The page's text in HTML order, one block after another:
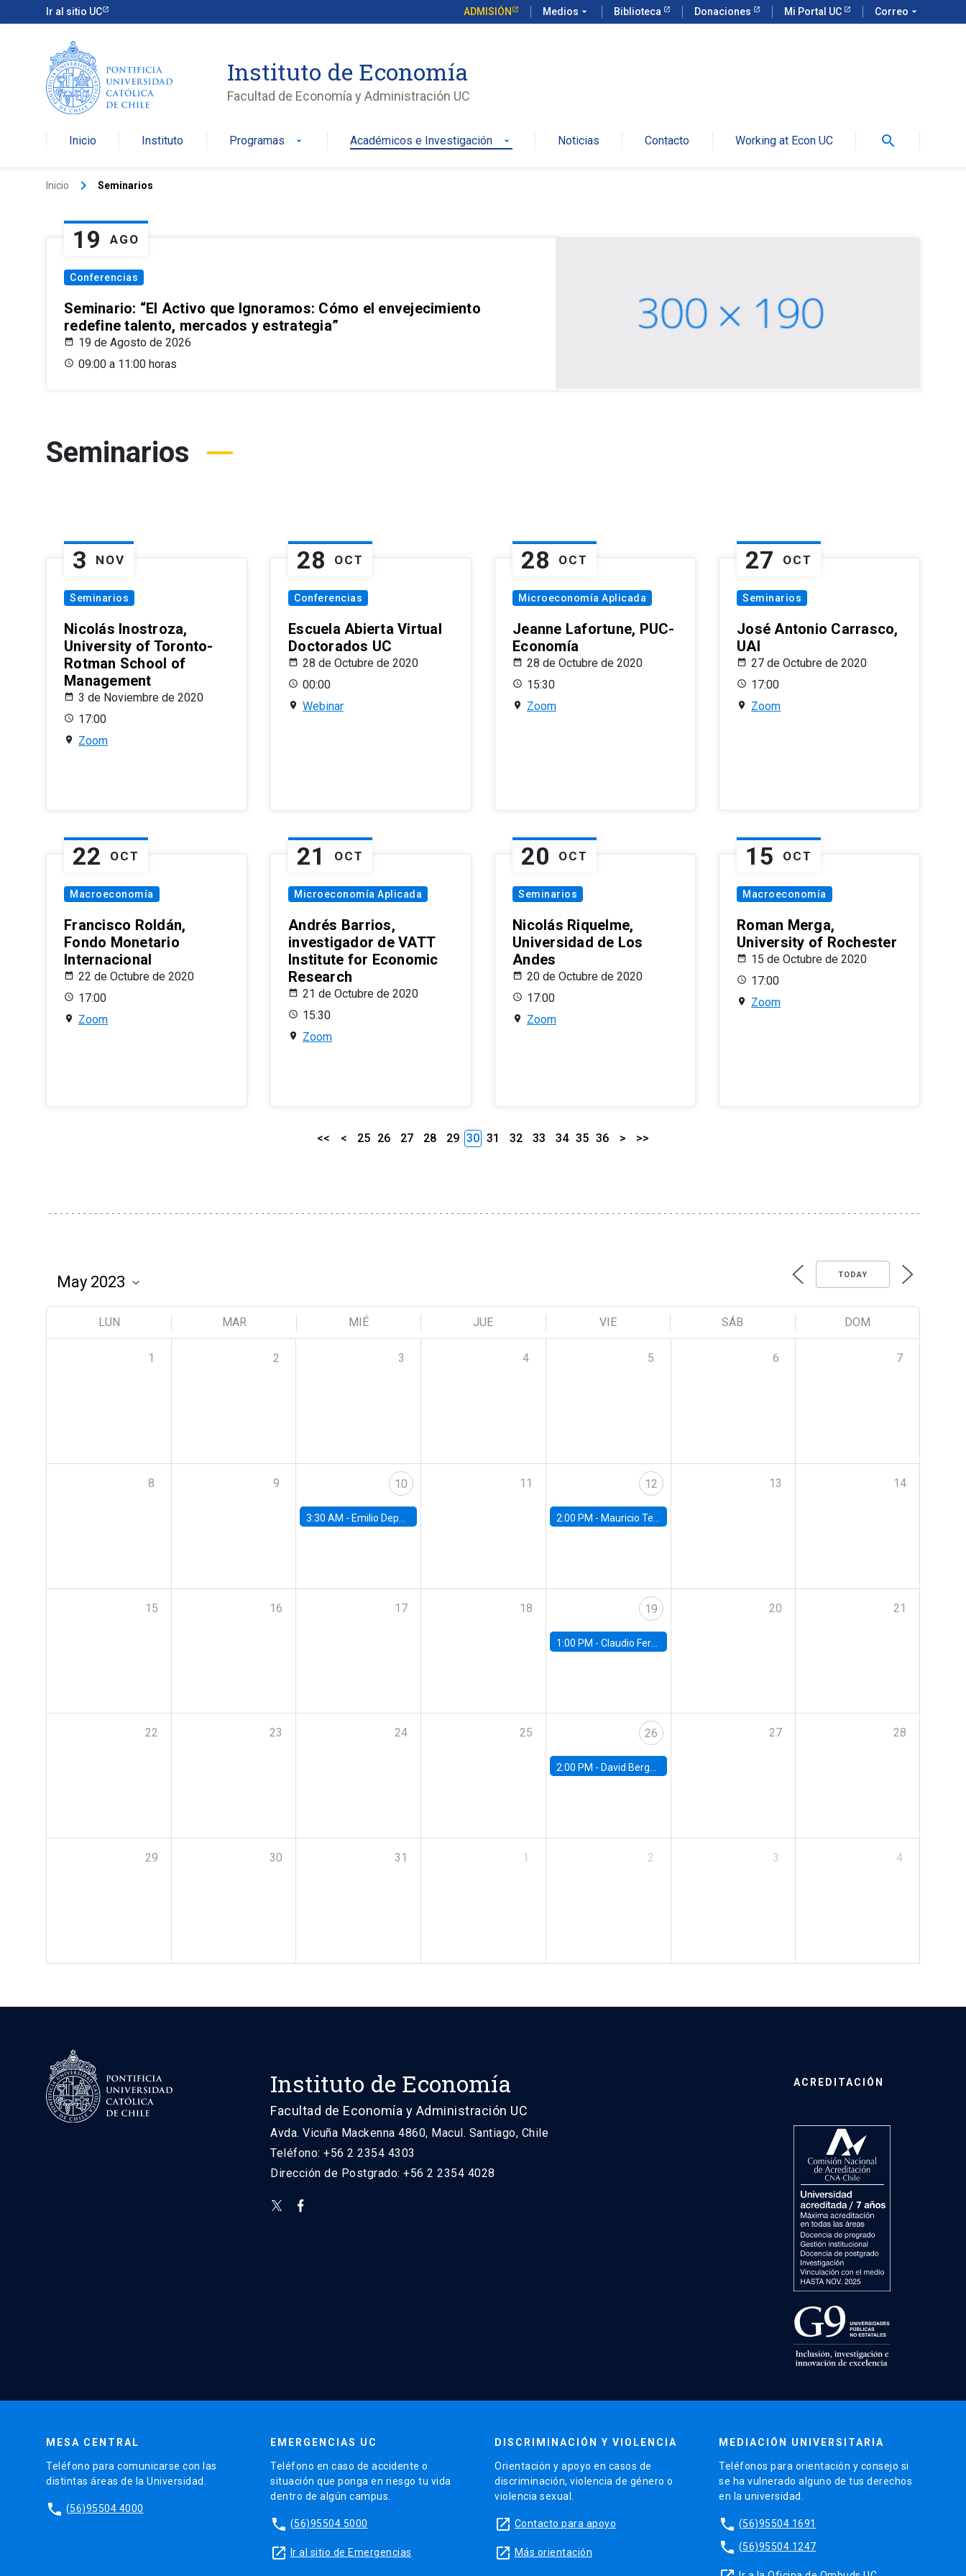
Ir al sitio UC ADMISIÓN Medios arrow_drop_down Biblioteca Donaciones Mi Portal UC Correo arrow_drop_down
Instituto de Economía
Facultad de Economía y Administración UC
Inicio Instituto Programas arrow_drop_down Académicos e Investigación arrow_drop_down Noticias Contacto Working at Econ UC search
Inicio keyboard_arrow_right Seminarios
19 AGO
Conferencias
Seminario: “El Activo que Ignoramos: Cómo el envejecimiento
redefine talento, mercados y estrategia”
19 de Agosto de 2026
09:00 a 11:00 horas
Seminarios
3 NOV
Seminarios
Nicolás Inostroza,
University of Toronto-
Rotman School of
Management
3 de Noviembre de 2020
17:00
Zoom
28 OCT
Conferencias
Escuela Abierta Virtual
Doctorados UC
28 de Octubre de 2020
00:00
Webinar
28 OCT
Microeconomía Aplicada
Jeanne Lafortune, PUC-
Economía
28 de Octubre de 2020
15:30
Zoom
27 OCT
Seminarios
José Antonio Carrasco,
UAI
27 de Octubre de 2020
17:00
Zoom
22 OCT
Macroeconomía
Francisco Roldán,
Fondo Monetario
Internacional
22 de Octubre de 2020
17:00
Zoom
21 OCT
Microeconomía Aplicada
Andrés Barrios,
investigador de VATT
Institute for Economic
Research
21 de Octubre de 2020
15:30
Zoom
20 OCT
Seminarios
Nicolás Riquelme,
Universidad de Los
Andes
20 de Octubre de 2020
17:00
Zoom
15 OCT
Macroeconomía
Roman Merga,
University of Rochester
15 de Octubre de 2020
17:00
Zoom
<< < 25 26 27 28 29 30 31 32 33 34 35 36 > >>
TODAY
LUN MAR MIÉ JUE VIE SÁB DOM
1 2 3 4 5 6 7
8 9 10
3:30 AM - Emilio Depetris-Chauvín, Universidad Católica
11 12
2:00 PM - Mauricio Tejada, UDP
13 14
15 16 17 18 19
1:00 PM - Claudio Ferraz, British Columbia
20 21
22 23 24 25 26
2:00 PM - David Berger, Duke
27 28
29 30 31 1 2 3 4
Instituto de Economía
Facultad de Economía y Administración UC
Avda. Vicuña Mackenna 4860, Macul. Santiago, Chile
Teléfono: +56 2 2354 4303
Dirección de Postgrado: +56 2 2354 4028
ACREDITACIÓN
MESA CENTRAL
Teléfono para comunicarse con las
distintas áreas de la Universidad.
phone (56)95504 4000
EMERGENCIAS UC
Teléfono en caso de accidente o
situación que ponga en riesgo tu vida
dentro de algún campus.
phone (56)95504 5000
launch Ir al sitio de Emergencias
DISCRIMINACIÓN Y VIOLENCIA
Orientación y apoyo en casos de
discriminación, violencia de género o
violencia sexual.
launch Contacto para apoyo
launch Más orientación
MEDIACIÓN UNIVERSITARIA
Teléfonos para orientación y consejo si
se ha vulnerado alguno de tus derechos
en la universidad.
phone (56)95504 1691
phone (56)95504 1247